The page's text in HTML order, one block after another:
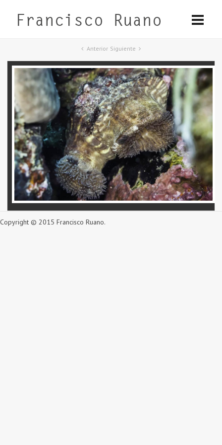
Anterior Siguiente
Copyright © 2015 Francisco Ruano.